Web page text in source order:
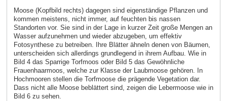
Moose (Kopfbild rechts) dagegen sind eigenständige Pflanzen und
kommen meistens, nicht immer, auf feuchten bis nassen
Standorten vor. Sie sind in der Lage in kurzer Zeit große Mengen an
Wasser aufzunehmen und wieder abzugeben, um effektiv
Fotosynthese zu betreiben. Ihre Blätter ähneln denen von Bäumen,
unterscheiden sich allerdings grundlegend in ihrem Aufbau. Wie in
Bild 4 das Sparrige Torfmoos oder Bild 5 das Gewöhnliche
Frauenhaarmoos, welche zur Klasse der Laubmoose gehören. In
Hochmooren stellen die Torfmoose die prägende Vegetation dar.
Dass nicht alle Moose beblättert sind, zeigen die Lebermoose wie in
Bild 6 zu sehen.